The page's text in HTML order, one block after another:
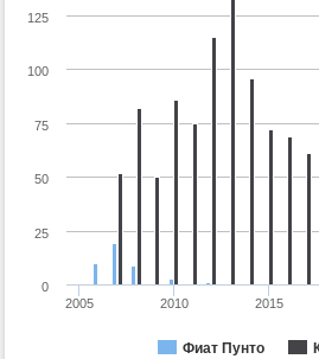
Фиат Пунто
2005 2010 2015
0
25
50
75
100
125